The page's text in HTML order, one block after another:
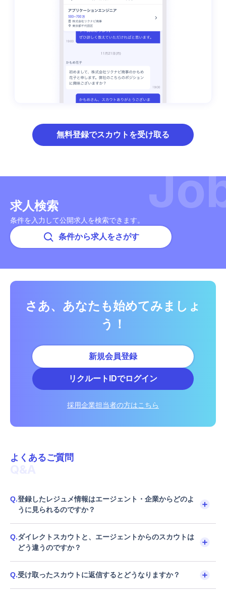
無料登録でスカウトを受け取る
求人検索
条件を入力して公開求人を検索できます。
条件から求人をさがす
さあ、あなたも始めてみましょ
う！
新規会員登録
リクルートIDでログイン
採用企業担当者の方はこちら
よくあるご質問
Q.登録したレジュメ情報はエージェント・企業からどのよ
うに見られるのですか？
Q.ダイレクトスカウトと、エージェントからのスカウトは
どう違うのですか？
Q.受け取ったスカウトに返信するとどうなりますか？